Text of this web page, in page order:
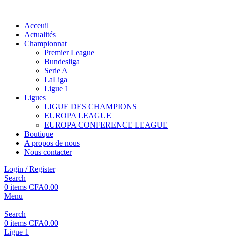
Acceuil
Actualités
Championnat
Premier League
Bundesliga
Serie A
LaLiga
Ligue 1
Ligues
LIGUE DES CHAMPIONS
EUROPA LEAGUE
EUROPA CONFERENCE LEAGUE
Boutique
A propos de nous
Nous contacter
Login / Register
Search
0 items CFA0.00
Menu
Search
0 items CFA0.00
Ligue 1